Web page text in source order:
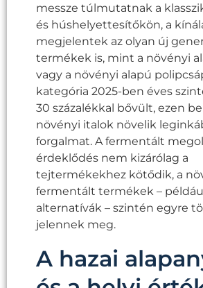
messze túlmutatnak a
és húshelyettesítőkön, a
megjelentek az olyan új
termékek is, mint a növényi
vagy a növényi alapú
kategória 2025-ben éves
30 százalékkal bővült, ezen
növényi italok növelik
forgalmat. A fermentált
érdeklődés nem kizárólag a
tejtermékekhez kötődik, a
fermentált termékek –
alternatívák – szintén egyre
jelennek meg.
A hazai